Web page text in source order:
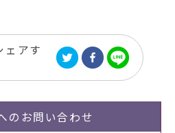
ェアす
の お問い合わせ